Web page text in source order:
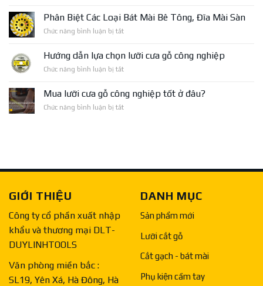
VỮNG
GIA
Về
Đá
Đá
Kim
COROLLA
Phân Biệt Các Loại Bát Mài Bê Tông, Đĩa Mài Sàn
Chức năng bình luận bị tắtở
Các
Loại
Bê
Tông,
Hướng dẫn lựa chọn lưỡi cưa gỗ công nghiệp
Chức năng bình luận bị tắtở
lựa
chọn
Mua lưỡi cưa gỗ công nghiệp tốt ở đâu?
Chức năng bình luận bị tắtở
GIỚI THIỆU
Công ty cổ phần xuất nhập
khẩu và thương mại DLT-
DUYLINHTOOLS
Văn phòng miền bắc :
SL19, Yên Xá, Hà Đông, Hà
DANH MỤC
Sản phẩm mới
Lưỡi cắt gỗ
Cắt gạch - bát mài
Phụ kiện cầm tay